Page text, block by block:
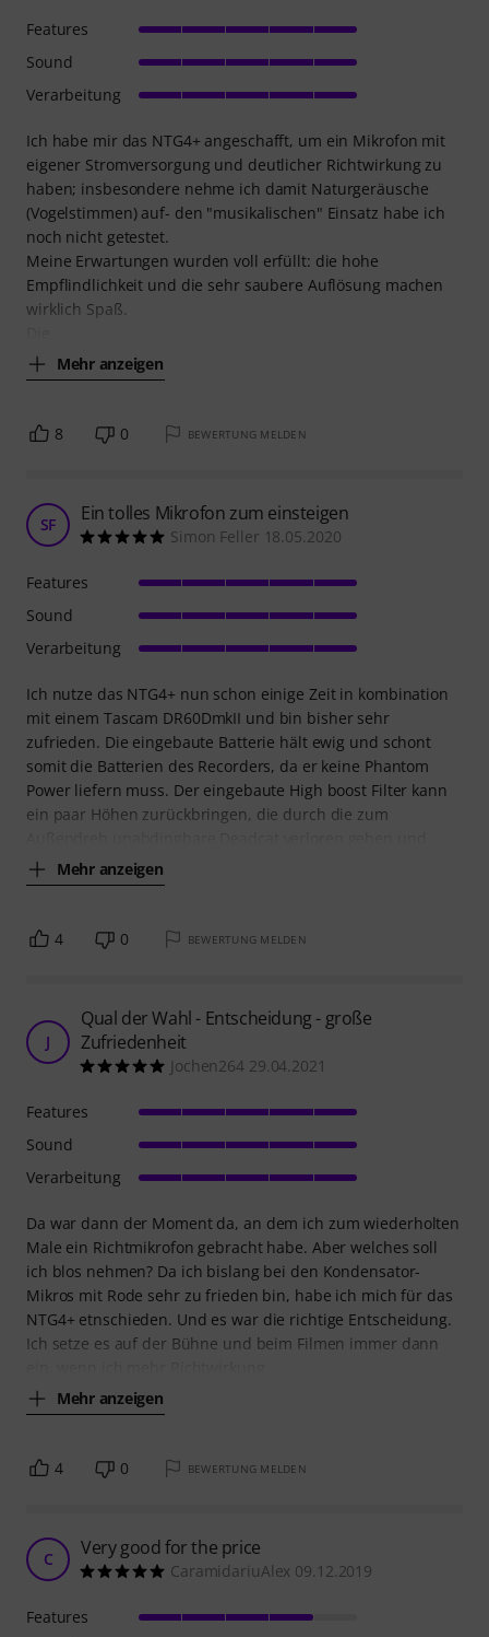
Ich habe mir das NTG4+ angeschafft, um ein Mikrofon mit
eigener Stromversorgung und deutlicher Richtwirkung zu
haben; insbesondere nehme ich damit Naturgeräusche
(Vogelstimmen) auf- den "musikalischen" Einsatz habe ich
noch nicht getestet.
Meine Erwartungen wurden voll erfüllt: die hohe
Empflindlichkeit und die sehr saubere Auflösung machen
wirklich Spaß.
Mehr anzeigen
Features
Sound
Verarbeitung
8 0 BEWERTUNG MELDEN
SF Ein tolles Mikrofon zum einsteigen
Simon Feller 18.05.2020
Ich nutze das NTG4+ nun schon einige Zeit in kombination
mit einem Tascam DR60DmkII und bin bisher sehr
zufrieden. Die eingebaute Batterie hält ewig und schont
somit die Batterien des Recorders, da er keine Phantom
Power liefern muss. Der eingebaute High boost Filter kann
ein paar Höhen zurückbringen, die durch die zum
Mehr anzeigen
Features
Sound
Verarbeitung
4 0 BEWERTUNG MELDEN
J
Qual der Wahl - Entscheidung - große
Zufriedenheit
Jochen264 29.04.2021
Da war dann der Moment da, an dem ich zum wiederholten
Male ein Richtmikrofon gebracht habe. Aber welches soll
ich blos nehmen? Da ich bislang bei den Kondensator-
Mikros mit Rode sehr zu frieden bin, habe ich mich für das
NTG4+ etnschieden. Und es war die richtige Entscheidung.
Ich setze es auf der Bühne und beim Filmen immer dann
Mehr anzeigen
Features
Sound
Verarbeitung
4 0 BEWERTUNG MELDEN
C Very good for the price
CaramidariuAlex 09.12.2019
Features